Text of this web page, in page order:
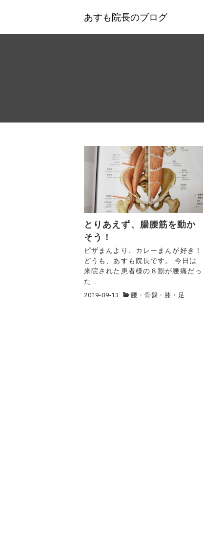
あすも院長のブログ
とりあえず、腸腰筋を動か
そう！
ピザまんより、カレーまんが好き！
どうも、あすも院長です。 今日は
来院された患者様の８割が腰痛だっ
た...
2019-09-13 腰・骨盤・膝・足